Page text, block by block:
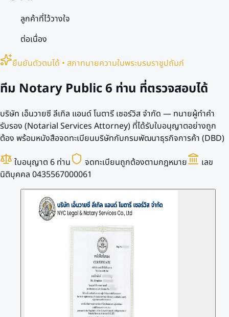
ลูกค้าที่ไว้วางใจ
ต่อเนื่อง
ยืนยันตัวตนได้ • สภาทนายความในพระบรมราชูปถัมภ์
ทีม Notary Public6 ท่าน ที่ตรวจสอบได้
บริษัท เอ็นวายซี ลีเกิล แอนด์ โนตารี เซอร์วิส จำกัด — ทนายผู้ทำคำ
รับรอง (Notarial Services Attorney) ที่ได้รับใบอนุญาตอย่างถูก
ต้อง พร้อมหนังสือจดทะเบียนบริษัทกับกรมพัฒนาธุรกิจการค้า (DBD)
ใบอนุญาต 6 ท่าน
จดทะเบียนถูกต้องตามกฎหมาย
เลข
นิติบุคคล 0435567000061